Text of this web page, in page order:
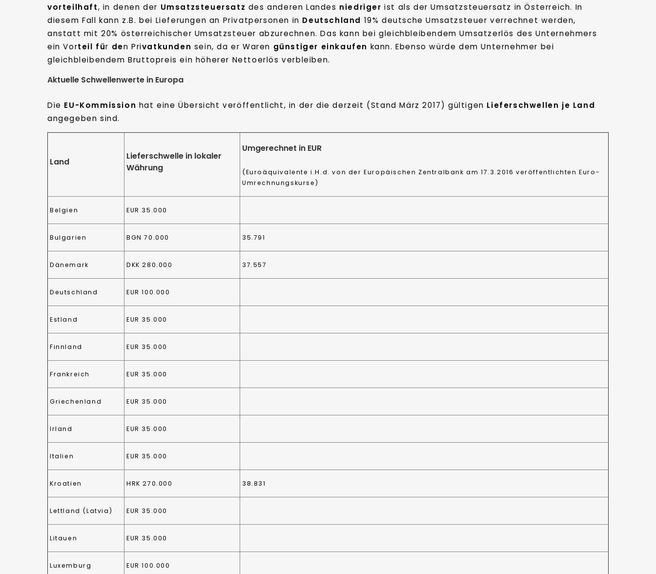
vorteilhaft, in denen der Umsatzsteuersatz des anderen Landes niedriger ist als der Umsatzsteuersatz in Österreich. In
diesem Fall kann z.B. bei Lieferungen an Privatpersonen in Deutschland 19% deutsche Umsatzsteuer verrechnet werden,
anstatt mit 20% österreichischer Umsatzsteuer abzurechnen. Das kann bei gleichbleibendem Umsatzerlös des Unternehmers
ein Vorteil für den Privatkunden sein, da er Waren günstiger einkaufen kann. Ebenso würde dem Unternehmer bei
gleichbleibendem Bruttopreis ein höherer Nettoerlös verbleiben.
Aktuelle Schwellenwerte in Europa
Die EU-Kommission hat eine Übersicht veröffentlicht, in der die derzeit (Stand März 2017) gültigen Lieferschwellen je Land
angegeben sind.
Land
Lieferschwelle in lokaler
Währung
Umgerechnet in EUR
(Euroäquivalente i.H.d. von der Europäischen Zentralbank am 17.3.2016 veröffentlichten Euro-
Umrechnungskurse)
Belgien EUR 35.000
Bulgarien BGN 70.000 35.791
Dänemark DKK 280.000 37.557
Deutschland EUR 100.000
Estland EUR 35.000
Finnland EUR 35.000
Frankreich EUR 35.000
Griechenland EUR 35.000
Irland EUR 35.000
Italien EUR 35.000
Kroatien HRK 270.000 38.831
Lettland (Latvia) EUR 35.000
Litauen EUR 35.000
Luxemburg EUR 100.000